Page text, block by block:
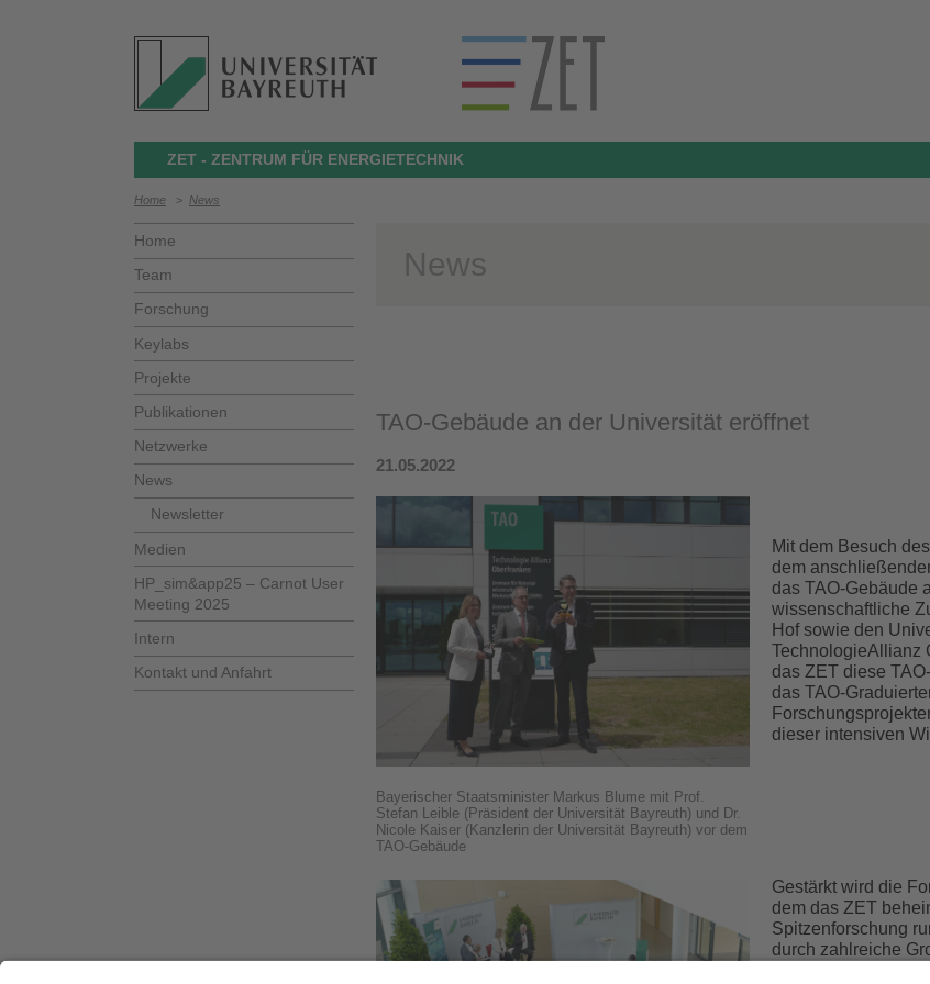
ZET - ZENTRUM FÜR ENERGIETECHNIK
Home > News
Home
Team
Forschung
Keylabs
Projekte
Publikationen
Netzwerke
News
Newsletter
Medien
HP_sim&app25 – Carnot User
Meeting 2025
Intern
Kontakt und Anfahrt
News
TAO-Gebäude an der Universität eröffnet
21.05.2022
Bayerischer Staatsminister Markus Blume mit Prof.
Stefan Leible (Präsident der Universität Bayreuth) und Dr.
Nicole Kaiser (Kanzlerin der Universität Bayreuth) vor dem
TAO-Gebäude
Mit dem Besuch
dem
das TAO-Gebäude
wissenschaftliche
Hof sowie den
TechnologieAllianz
das ZET diese
das TAO-
dieser intensiven
Gestärkt wird die
dem das ZET
Spitzenforschung
durch zahlreiche